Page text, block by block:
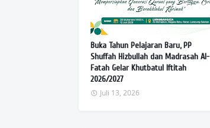
Buka Tahun Pelajaran Baru, PP
Shuffah Hizbullah dan Madrasah Al-
Fatah Gelar Khutbatul Iftitah
2026/2027
Juli 13, 2026